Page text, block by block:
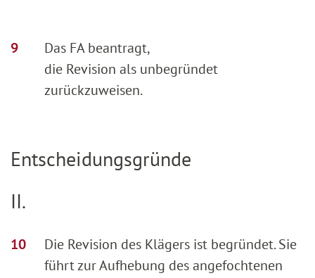
Das FA beantragt,
die Revision als unbegründet
zurückzuweisen.
Entscheidungsgründe
II.
Die Revision des Klägers ist begründet. Sie
führt zur Aufhebung des angefochtenen